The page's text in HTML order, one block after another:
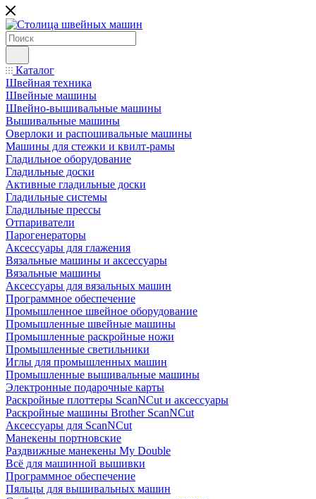
Каталог
Швейная техника
Швейные машины
Швейно-вышивальные машины
Вышивальные машины
Оверлоки и распошивальные машины
Машины для стежки и квилт-рамы
Гладильное оборудование
Гладильные доски
Активные гладильные доски
Гладильные системы
Гладильные прессы
Отпариватели
Парогенераторы
Аксессуары для глажения
Вязальные машины и аксессуары
Вязальные машины
Аксессуары для вязальных машин
Программное обеспечение
Промышленное швейное оборудование
Промышленные швейные машины
Промышленные раскройные ножи
Промышленные светильники
Иглы для промышленных машин
Промышленные вышивальные машины
Электронные подарочные карты
Раскройные плоттеры ScanNCut и аксессуары
Раскройные машины Brother ScanNCut
Аксессуары для ScanNCut
Манекены портновские
Раздвижные манекены My Double
Всё для машинной вышивки
Программное обеспечение
Пяльцы для вышивальных машин